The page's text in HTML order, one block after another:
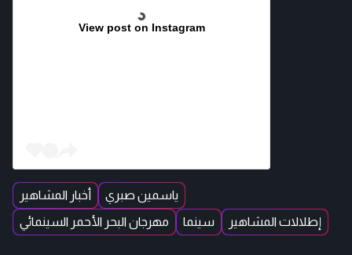
View post on Instagram
أخبار المشاهير
ياسمين صبري
مهرجان البحر الأحمر السينمائي
سينما إطلالات المشاهير